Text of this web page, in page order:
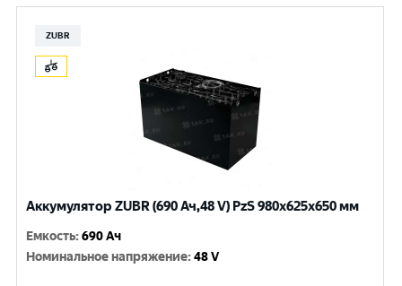
ZUBR
Аккумулятор ZUBR (690 Ач,48 V) PzS 980x625x650 мм
Емкость:690 Ач
Номинальное напряжение:48 V